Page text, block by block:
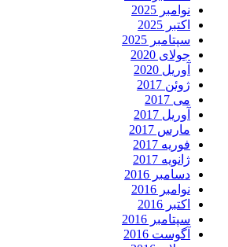
نوامبر 2025
اکتبر 2025
سپتامبر 2025
جولای 2020
آوریل 2020
ژوئن 2017
می 2017
آوریل 2017
مارس 2017
فوریه 2017
ژانویه 2017
دسامبر 2016
نوامبر 2016
اکتبر 2016
سپتامبر 2016
آگوست 2016